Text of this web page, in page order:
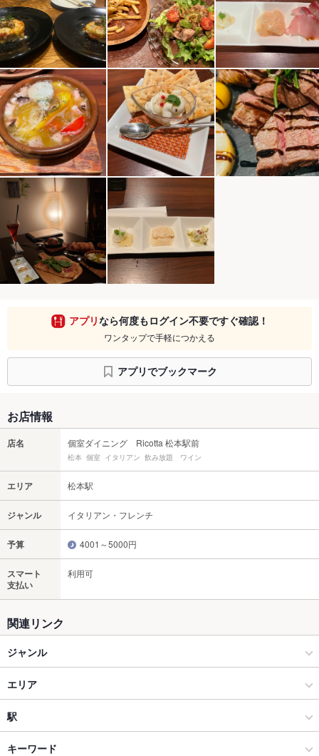
アプリなら何度もログイン不要ですぐ確認！
ワンタップで手軽につかえる
アプリでブックマーク
お店情報
店名 個室ダイニング Ricotta 松本駅前
松本 個室 イタリアン 飲み放題 ワイン
エリア 松本駅
ジャンル イタリアン・フレンチ
予算 4001～5000円
スマート
支払い
利用可
関連リンク
ジャンル
イタリアン・フレンチ
イタリアン
松本市 × イタリアン・フレンチ
エリア
松本駅
松本駅 × イタリアン・フレンチ
駅
松本駅
キーワード